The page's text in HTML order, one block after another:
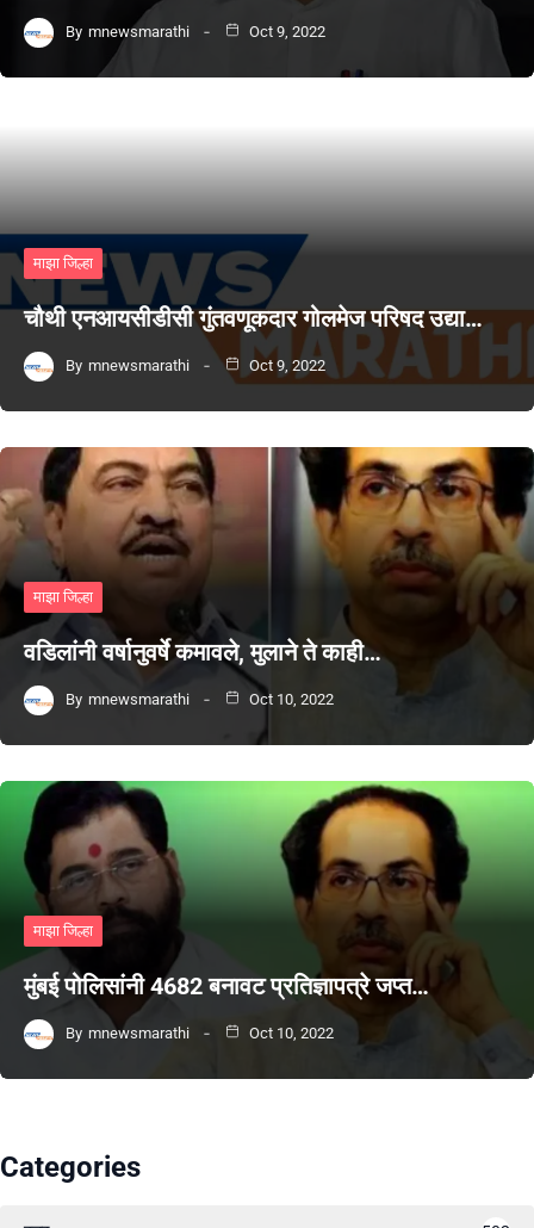
By mnewsmarathi Oct 9, 2022
माझा जिल्हा
चौथी एनआयसीडीसी गुंतवणूकदार गोलमेज परिषद उद्या…
By mnewsmarathi Oct 9, 2022
माझा जिल्हा
वडिलांनी वर्षानुवर्षे कमावले, मुलाने ते काही…
By mnewsmarathi Oct 10, 2022
माझा जिल्हा
मुंबई पोलिसांनी 4682 बनावट प्रतिज्ञापत्रे जप्त…
By mnewsmarathi Oct 10, 2022
Categories